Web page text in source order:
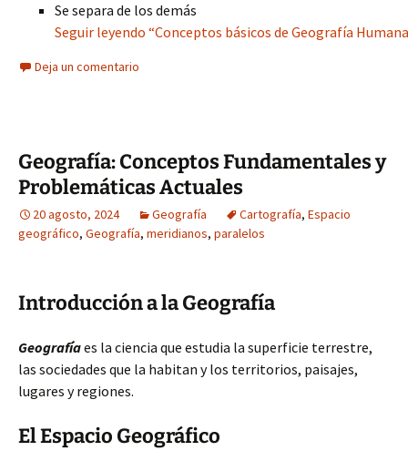
Se separa de los demás
Seguir leyendo “Conceptos básicos de Geografía
Deja un comentario
Geografía: Conceptos Fundamentales y
Problemáticas Actuales
20 agosto, 2024 Geografía Cartografía, Espacio
geográfico, Geografía, meridianos, paralelos
Introducción a la Geografía
Geografíaes la ciencia que estudia la superficie terrestre,
las sociedades que la habitan y los territorios, paisajes,
lugares y regiones.
El Espacio Geográfico